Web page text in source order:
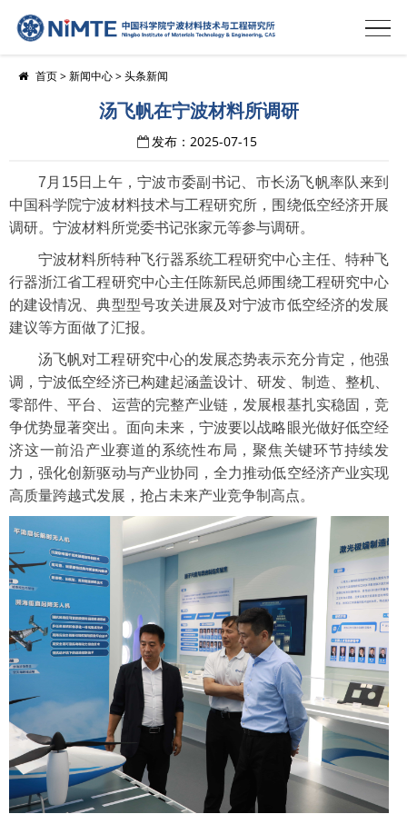
首页>新闻中心>头条新闻
汤飞帆在宁波材料所调研
发布：2025-07-15
7月15日上午，宁波市委副书记、市长汤飞帆率队来到
中国科学院宁波材料技术与工程研究所，围绕低空经济开展
调研。宁波材料所党委书记张家元等参与调研。
宁波材料所特种飞行器系统工程研究中心主任、特种飞
行器浙江省工程研究中心主任陈新民总师围绕工程研究中心
的建设情况、典型型号攻关进展及对宁波市低空经济的发展
建议等方面做了汇报。
汤飞帆对工程研究中心的发展态势表示充分肯定，他强
调，宁波低空经济已构建起涵盖设计、研发、制造、整机、
零部件、平台、运营的完整产业链，发展根基扎实稳固，竞
争优势显著突出。面向未来，宁波要以战略眼光做好低空经
济这一前沿产业赛道的系统性布局，聚焦关键环节持续发
力，强化创新驱动与产业协同，全力推动低空经济产业实现
高质量跨越式发展，抢占未来产业竞争制高点。